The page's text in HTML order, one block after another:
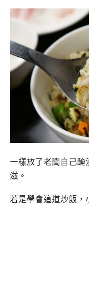
一樣放了老闆自己
滋。
若是學會這道炒飯，